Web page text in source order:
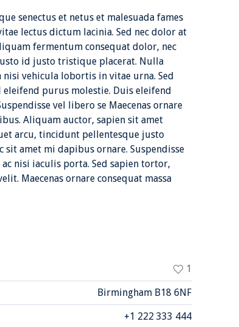
senectus et netus et malesuada fames
lectus dictum lacinia. Sed nec dolor at
fermentum consequat dolor, nec
id justo tristique placerat. Nulla
vehicula lobortis in vitae urna. Sed
purus molestie. Duis eleifend
vel libero se Maecenas ornare
Aliquam auctor, sapien sit amet
arcu, tincidunt pellentesque justo
amet mi dapibus ornare. Suspendisse
nisi iaculis porta. Sed sapien tortor,
Maecenas ornare consequat massa
1
Birmingham B18 6NF
+1 222 333 444